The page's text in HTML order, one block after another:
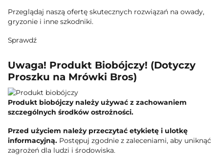
Przeglądaj naszą ofertę skutecznych rozwiązań na owady,
gryzonie i inne szkodniki.
Sprawdź
Uwaga! Produkt Biobójczy! (Dotyczy
Proszku na Mrówki Bros)
Produkt biobójczy należy używać z zachowaniem
szczególnych środków ostrożności.
Przed użyciem należy przeczytać etykietę i ulotkę
informacyjną. Postępuj zgodnie z zaleceniami, aby uniknąć
zagrożeń dla ludzi i środowiska.